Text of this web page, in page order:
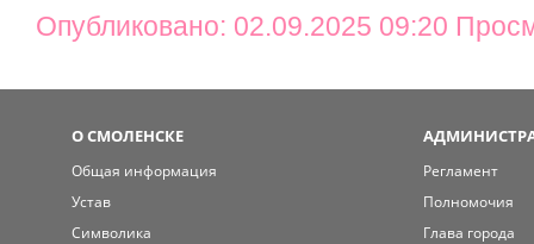
Опубликовано: 02.09.2025 09:20
О СМОЛЕНСКЕ
Общая информация
Устав
Символика
Регламент
Полномочия
Глава города